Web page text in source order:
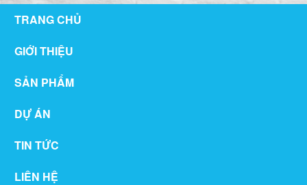
TRANG CHỦ
GIỚI THIỆU
SẢN PHẨM
DỰ ÁN
TIN TỨC
LIÊN HỆ